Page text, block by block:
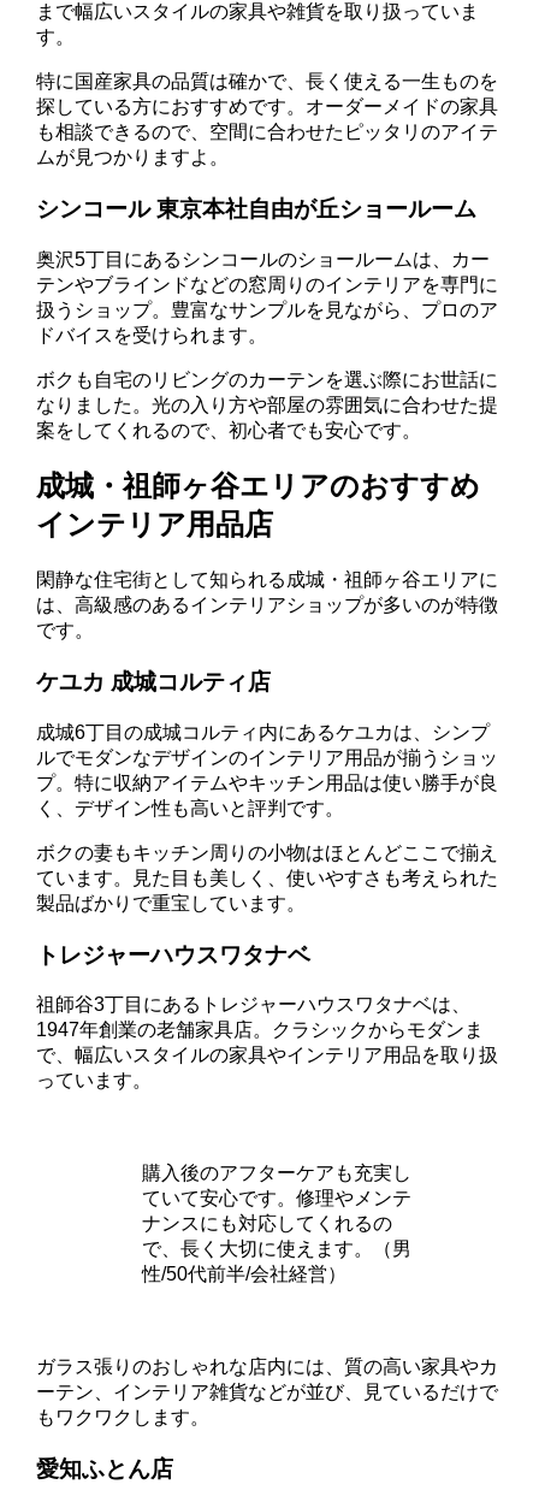
まで幅広いスタイルの家具や雑貨を取り扱っていま
す。
特に国産家具の品質は確かで、長く使える一生ものを
探している方におすすめです。オーダーメイドの家具
も相談できるので、空間に合わせたピッタリのアイテ
ムが見つかりますよ。
シンコール 東京本社自由が丘ショールーム
奥沢5丁目にあるシンコールのショールームは、カー
テンやブラインドなどの窓周りのインテリアを専門に
扱うショップ。豊富なサンプルを見ながら、プロのア
ドバイスを受けられます。
ボクも自宅のリビングのカーテンを選ぶ際にお世話に
なりました。光の入り方や部屋の雰囲気に合わせた提
案をしてくれるので、初心者でも安心です。
成城・祖師ヶ谷エリアのおすすめ
インテリア用品店
閑静な住宅街として知られる成城・祖師ヶ谷エリアに
は、高級感のあるインテリアショップが多いのが特徴
です。
ケユカ 成城コルティ店
成城6丁目の成城コルティ内にあるケユカは、シンプ
ルでモダンなデザインのインテリア用品が揃うショッ
プ。特に収納アイテムやキッチン用品は使い勝手が良
く、デザイン性も高いと評判です。
ボクの妻もキッチン周りの小物はほとんどここで揃え
ています。見た目も美しく、使いやすさも考えられた
製品ばかりで重宝しています。
トレジャーハウスワタナベ
祖師谷3丁目にあるトレジャーハウスワタナベは、
1947年創業の老舗家具店。クラシックからモダンま
で、幅広いスタイルの家具やインテリア用品を取り扱
っています。
購入後のアフターケアも充実し
ていて安心です。修理やメンテ
ナンスにも対応してくれるの
で、長く大切に使えます。（男
性/50代前半/会社経営）
ガラス張りのおしゃれな店内には、質の高い家具やカ
ーテン、インテリア雑貨などが並び、見ているだけで
もワクワクします。
愛知ふとん店